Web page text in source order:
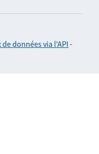
données via l'API-